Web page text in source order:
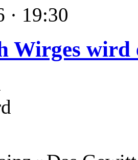
· 19:30
Wirges wird